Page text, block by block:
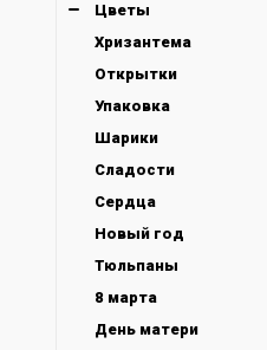
Цветы
Хризантема
Открытки
Упаковка
Шарики
Сладости
Сердца
Новый год
Тюльпаны
8 марта
День матери